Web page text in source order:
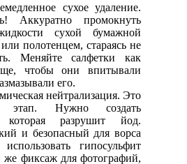
сухое удаление.
Аккуратно промокнуть
сухой бумажной
полотенцем, стараясь не
Меняйте салфетки как
чтобы они впитывали
его.
нейтрализация. Это
этап. Нужно создать
которая разрушит йод.
и безопасный для ворса
гипосульфит
же фиксаж для фотографий,